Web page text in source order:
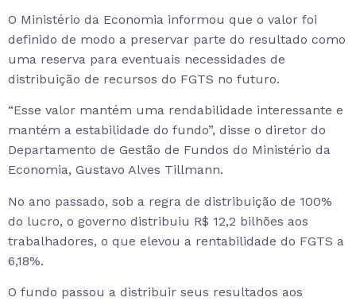
O Ministério da Economia informou que o valor foi
definido de modo a preservar parte do resultado como
uma reserva para eventuais necessidades de
distribuição de recursos do FGTS no futuro.
“Esse valor mantém uma rendabilidade interessante e
mantém a estabilidade do fundo”, disse o diretor do
Departamento de Gestão de Fundos do Ministério da
Economia, Gustavo Alves Tillmann.
No ano passado, sob a regra de distribuição de 100%
do lucro, o governo distribuiu R$ 12,2 bilhões aos
trabalhadores, o que elevou a rentabilidade do FGTS a
6,18%.
O fundo passou a distribuir seus resultados aos